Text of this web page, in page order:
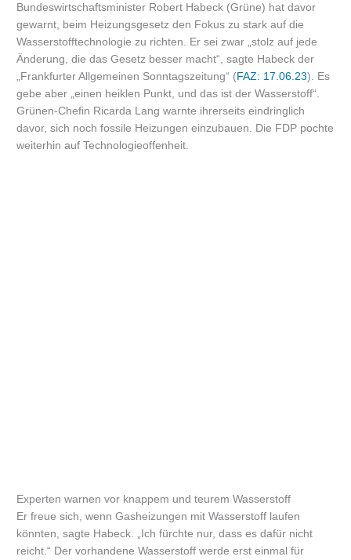
Bundeswirtschaftsminister Robert Habeck (Grüne) hat davor
gewarnt, beim Heizungsgesetz den Fokus zu stark auf die
Wasserstofftechnologie zu richten. Er sei zwar „stolz auf jede
Änderung, die das Gesetz besser macht“, sagte Habeck der
„Frankfurter Allgemeinen Sonntagszeitung“ (FAZ: 17.06.23). Es
gebe aber „einen heiklen Punkt, und das ist der Wasserstoff“.
Grünen-Chefin Ricarda Lang warnte ihrerseits eindringlich
davor, sich noch fossile Heizungen einzubauen. Die FDP pochte
weiterhin auf Technologieoffenheit.
Experten warnen vor knappem und teurem Wasserstoff
Er freue sich, wenn Gasheizungen mit Wasserstoff laufen
könnten, sagte Habeck. „Ich fürchte nur, dass es dafür nicht
reicht.“ Der vorhandene Wasserstoff werde erst einmal für